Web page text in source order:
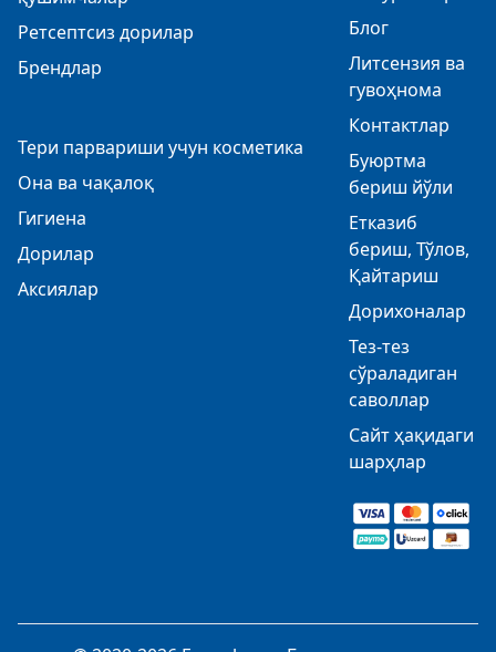
Ретсептсиз дорилар
Брендлар
Тери парвариши учун косметика
Она ва чақалоқ
Гигиена
Дорилар
Аксиялар
Блог
Литсензия ва
гувоҳнома
Контактлар
Буюртма
бериш йўли
Етказиб
бериш, Тўлов,
Қайтариш
Дорихоналар
Тез-тез
сўраладиган
саволлар
Сайт ҳақидаги
шарҳлар